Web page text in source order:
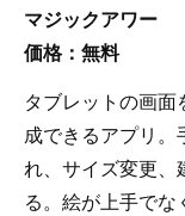
マジックアワー
価格：無料
タブレットの画
成できるアプリ
れ、サイズ変更、
る。絵が上手で